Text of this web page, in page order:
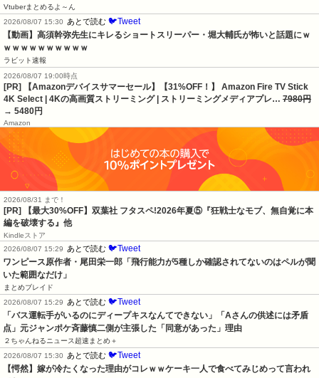
Vtuberまとめるよ～ん
2026/08/07 15:30
あとで読む 🐦Tweet
【動画】高須幹弥先生にキレるショートスリーパー・堀大輔氏が怖いと話題にｗ
ｗｗｗｗｗｗｗｗｗｗ
ラビット速報
2026/08/07 19:00時点
[PR] 【Amazonデバイスサマーセール】【31%OFF！】 Amazon Fire TV Stick
4K Select | 4Kの高画質ストリーミング | ストリーミングメディアプレ… 7980円
→ 5480円
Amazon
2026/08/31 まで！
[PR] 【最大30%OFF】双葉社 フタスペ!2026年夏⑤『狂戦士なモブ、無自覚に本
編を破壊する』他
Kindleストア
2026/08/07 15:29
あとで読む 🐦Tweet
ワンピース原作者・尾田栄一郎「飛行能力が5種しか確認されてないのはペルが聞
いた範囲なだけ」
まとめブレイド
2026/08/07 15:29
あとで読む 🐦Tweet
「バス運転手がいるのにディープキスなんてできない」「Aさんの供述には矛盾
点」元ジャンポケ斉藤慎二側が主張した「同意があった」理由
２ちゃんねるニュース超速まとめ＋
2026/08/07 15:30
あとで読む 🐦Tweet
【愕然】嫁が冷たくなった理由がコレｗｗケーキ一人で食べてみじめって言われ